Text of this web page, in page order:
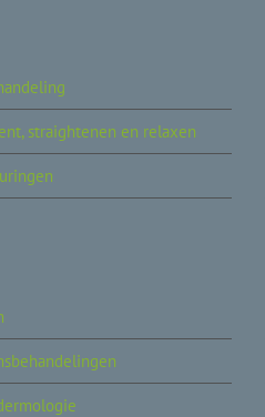
straightenen en relaxen